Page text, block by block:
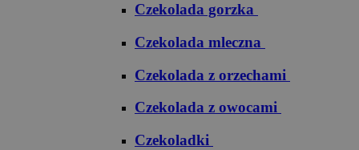
Czekolada gorzka
Czekolada mleczna
Czekolada z orzechami
Czekolada z owocami
Czekoladki